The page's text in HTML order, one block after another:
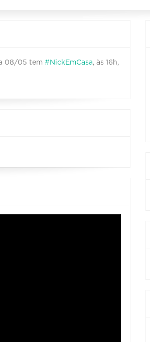
08/05 tem #NickEmCasa, às 16h,